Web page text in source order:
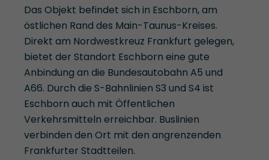
Das Objekt befindet sich in Eschborn, am
östlichen Rand des Main-Taunus-Kreises.
Direkt am Nordwestkreuz Frankfurt gelegen,
bietet der Standort Eschborn eine gute
Anbindung an die Bundesautobahn A5 und
A66. Durch die S-Bahnlinien S3 und S4 ist
Eschborn auch mit Öffentlichen
Verkehrsmitteln erreichbar. Buslinien
verbinden den Ort mit den angrenzenden
Frankfurter Stadtteilen.